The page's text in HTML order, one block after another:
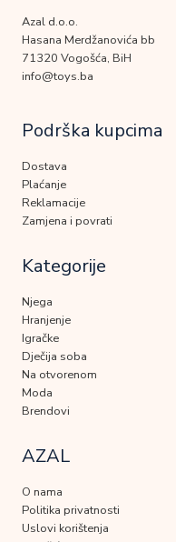
Azal d.o.o.
Hasana Merdžanovića bb
71320 Vogošća, BiH
info@toys.ba
Podrška kupcima
Dostava
Plaćanje
Reklamacije
Zamjena i povrati
Kategorije
Njega
Hranjenje
Igračke
Dječija soba
Na otvorenom
Moda
Brendovi
AZAL
O nama
Politika privatnosti
Uslovi korištenja